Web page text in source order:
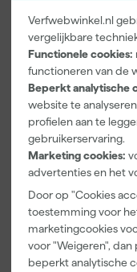
Verfwebwinkel.nl
vergelijkbare
Functionele cookies:
functioneren van de
Beperkt analytische
website te
profielen aan te
gebruikerservaring.
Marketing cookies:
advertenties en het
Door op "Cookies
toestemming voor
marketingcookies
voor "Weigeren",
beperkt analytische
Paintura
Lucamax
Washi tape -
50mx24mm
Morgen
bezorgd
Adviesprijs 6,00
3,99
incl. BTW